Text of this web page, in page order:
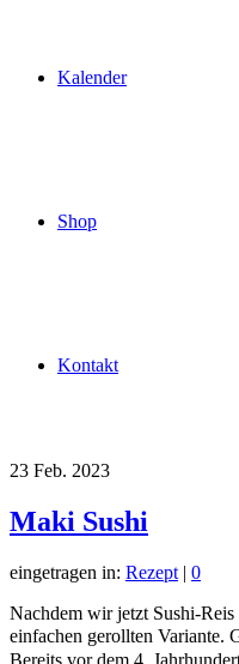
Kalender
Shop
Kontakt
23 Feb. 2023
Maki Sushi
eingetragen in: Rezept | 0
Nachdem wir jetzt Sushi-
einfachen gerollten Variante.
Bereits vor dem 4.